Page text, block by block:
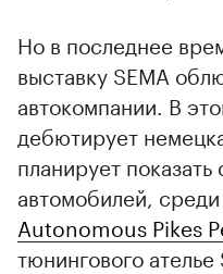
Но в последнее
выставку SEMA
автокомпании. В
дебютирует
планирует
автомобилей,
Autonomous Pikes
тюнингового